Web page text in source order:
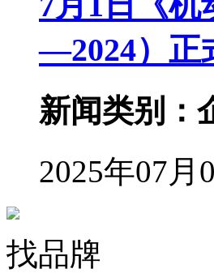
—2024）正
新闻类别：
2025年07月
找品牌